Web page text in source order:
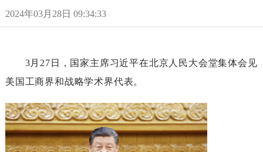
2024年03月28日09:34:33
3月27日，国家主席习近平在北京人民大会堂集体会见
美国工商界和战略学术界代表。